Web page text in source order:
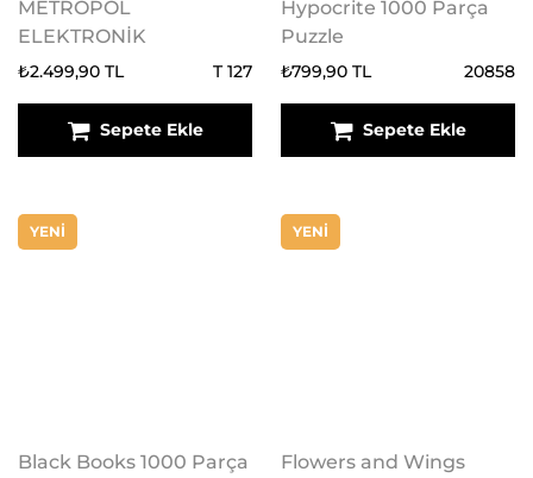
METROPOL
ELEKTRONİK
₺2.499,90 TL T 127
Sepete Ekle
Hypocrite 1000 Parça
Puzzle
₺799,90 TL 20858
Sepete Ekle
YENİ
Black Books 1000 Parça
YENİ
Flowers and Wings